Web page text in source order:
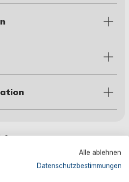
Alle ablehnen
Datenschutzbestimmungen